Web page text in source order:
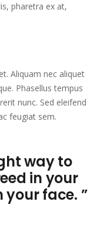
pharetra ex at,
Aliquam nec aliquet
Phasellus tempus
nunc. Sed eleifend
feugiat sem.
way to
in your
face. ”